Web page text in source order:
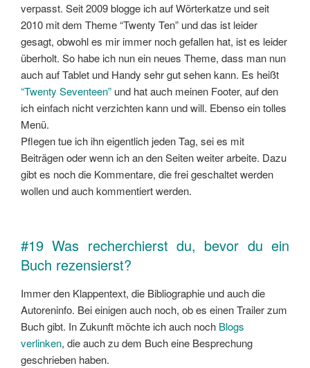
verpasst. Seit 2009 blogge ich auf Wörterkatze und seit
2010 mit dem Theme “Twenty Ten” und das ist leider
gesagt, obwohl es mir immer noch gefallen hat, ist es leider
überholt. So habe ich nun ein neues Theme, dass man nun
auch auf Tablet und Handy sehr gut sehen kann. Es heißt
“Twenty Seventeen” und hat auch meinen Footer, auf den
ich einfach nicht verzichten kann und will. Ebenso ein tolles
Menü.
Pflegen tue ich ihn eigentlich jeden Tag, sei es mit
Beiträgen oder wenn ich an den Seiten weiter arbeite. Dazu
gibt es noch die Kommentare, die frei geschaltet werden
wollen und auch kommentiert werden.
#19 Was recherchierst du, bevor du ein
Buch rezensierst?
Immer den Klappentext, die Bibliographie und auch die
Autoreninfo. Bei einigen auch noch, ob es einen Trailer zum
Buch gibt. In Zukunft möchte ich auch noch Blogs
verlinken, die auch zu dem Buch eine Besprechung
geschrieben haben.